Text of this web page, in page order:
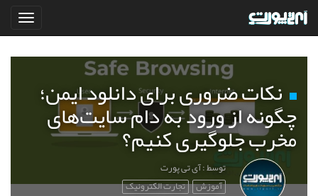
نکات ضروری برای دانلود ایمن؛
چگونه از ورود به دام سایت‌های
مخرب جلوگیری کنیم؟
توسط : آی تی پورت
آموزش تجارت الکترونیک